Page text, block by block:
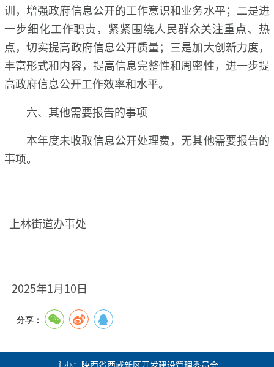
训，增强政府信息公开的工作意识和业务水平；二是进
一步细化工作职责，紧紧围绕人民群众关注重点、热
点，切实提高政府信息公开质量；三是加大创新力度，
丰富形式和内容，提高信息完整性和周密性，进一步提
高政府信息公开工作效率和水平。
六、其他需要报告的事项
本年度未收取信息公开处理费，无其他需要报告的
事项。
上林街道办事处
2025年1月10日
分享：
主办：陕西省西咸新区开发建设管理委员会